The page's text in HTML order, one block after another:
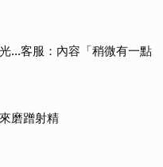
…客服：內容「稍微有一點
磨蹭射精